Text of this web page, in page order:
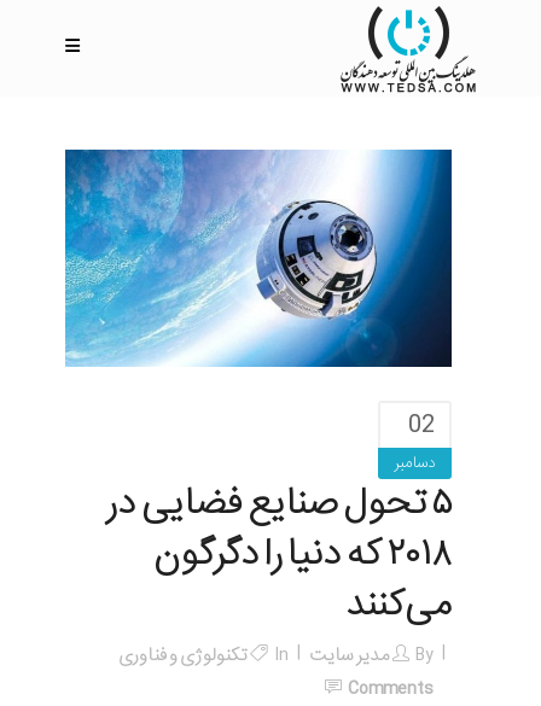
02
دسامبر
۵ تحول صنایع فضایی در
۲۰۱۸ که دنیا را دگرگون
می‌کنند
By مدیر سایت In
تکنولوژی و فناوری
Comments